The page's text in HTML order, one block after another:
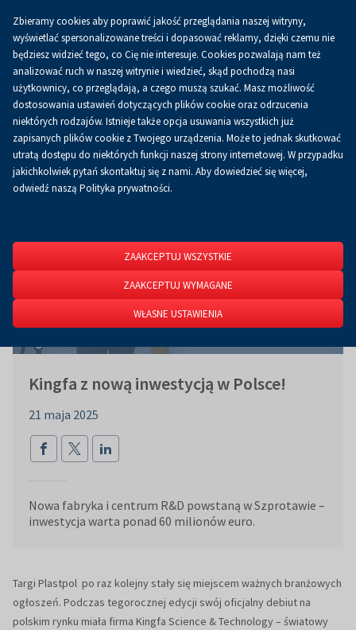
0.00 złKoszykPL
Strona główna O firmie Aktualności
Aktualności
Eli Zhao - Director Sales&Marketing podczas konferencji prasowej w
Kingfa z nową inwestycją w Polsce!
21 maja 2025
Nowa fabryka i centrum R&D powstaną w Szprotawie –
inwestycja warta ponad 60 milionów euro.
Targi Plastpol po raz kolejny stały się miejscem ważnych branżowych
ogłoszeń. Podczas tegorocznej edycji swój oficjalny debiut na
polskim rynku miała firma Kingfa Science & Technology – światowy
Zbieramy cookies aby poprawić jakość przeglądania naszej witryny,
wyświetlać spersonalizowane treści i dopasować reklamy, dzięki czemu nie
będziesz widzieć tego, co Cię nie interesuje. Cookies pozwalają nam też
analizować ruch w naszej witrynie i wiedzieć, skąd pochodzą nasi
użytkownicy, co przeglądają, a czego muszą szukać. Masz możliwość
dostosowania ustawień dotyczących plików cookie oraz odrzucenia
niektórych rodzajów. Istnieje także opcja usuwania wszystkich już
zapisanych plików cookie z Twojego urządzenia. Może to jednak skutkować
utratą dostępu do niektórych funkcji naszej strony internetowej. W przypadku
jakichkolwiek pytań skontaktuj się z nami. Aby dowiedzieć się więcej,
odwiedź naszą Polityka prywatności.
ZAAKCEPTUJ WSZYSTKIE
ZAAKCEPTUJ WYMAGANE
WŁASNE USTAWIENIA